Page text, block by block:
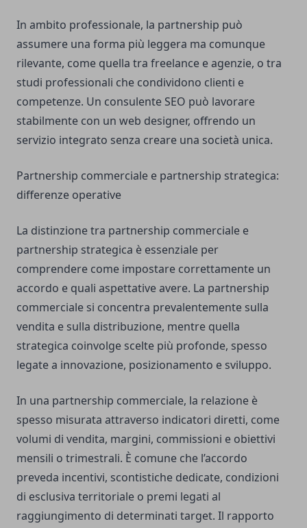
In ambito professionale, la partnership può
assumere una forma più leggera ma comunque
rilevante, come quella tra freelance e agenzie, o tra
studi professionali che condividono clienti e
competenze. Un consulente SEO può lavorare
stabilmente con un web designer, offrendo un
servizio integrato senza creare una società unica.
Partnership commerciale e partnership strategica:
differenze operative
La distinzione tra partnership commerciale e
partnership strategica è essenziale per
comprendere come impostare correttamente un
accordo e quali aspettative avere. La partnership
commerciale si concentra prevalentemente sulla
vendita e sulla distribuzione, mentre quella
strategica coinvolge scelte più profonde, spesso
legate a innovazione, posizionamento e sviluppo.
In una partnership commerciale, la relazione è
spesso misurata attraverso indicatori diretti, come
volumi di vendita, margini, commissioni e obiettivi
mensili o trimestrali. È comune che l’accordo
preveda incentivi, scontistiche dedicate, condizioni
di esclusiva territoriale o premi legati al
raggiungimento di determinati target. Il rapporto